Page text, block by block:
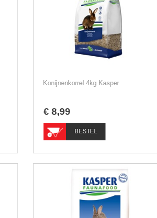
Konijnenkorrel 4kg Kasper
€ 8,99
BESTEL